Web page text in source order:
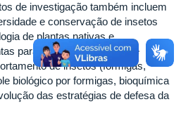
de investigação também incluem
e conservação de insetos
de plantas nativas e
parasitas, interações entre
de insetos (formigas,
biológico por formigas, bioquímica
das estratégias de defesa da